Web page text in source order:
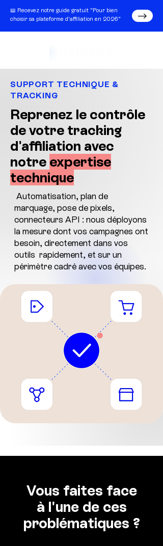
📖 Recevez notre guide gratuit "Pour bien
choisir sa plateforme d'affiliation en 2026"
SUPPORT TECHNIQUE &
TRACKING
Reprenez le contrôle
de votre tracking
d'affiliation avec
notre expertise
technique
Automatisation, plan de
marquage, pose de pixels,
connecteurs API : nous déployons
la mesure dont vos campagnes ont
besoin, directement dans vos
outils rapidement, et sur un
périmètre cadré avec vos équipes.
​Vous faites face
à l'une de ces
problématiques ?